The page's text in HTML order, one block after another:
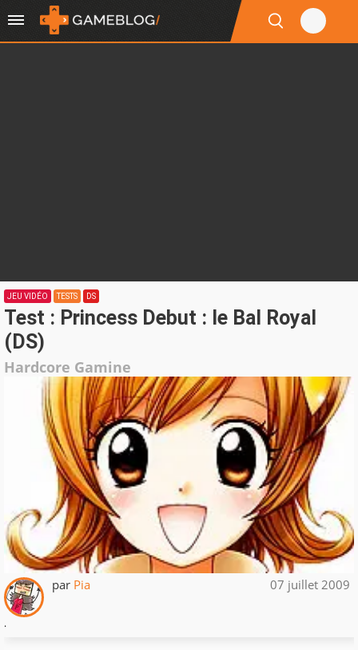
JEU VIDÉO TESTS DS
Test : Princess Debut : le Bal Royal
(DS)
Hardcore Gamine
par Pia 07 juillet 2009
.